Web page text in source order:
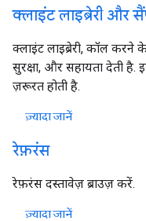
क्लाइंट लाइब्रेरी और
क्लाइंट लाइब्रेरी, कॉल करने
सुरक्षा, और सहायता देती है.
ज़रूरत होती है.
ज़्यादा जानें
रेफ़रंस
रेफ़रंस दस्तावेज़ ब्राउज़ करें.
ज़्यादा जानें